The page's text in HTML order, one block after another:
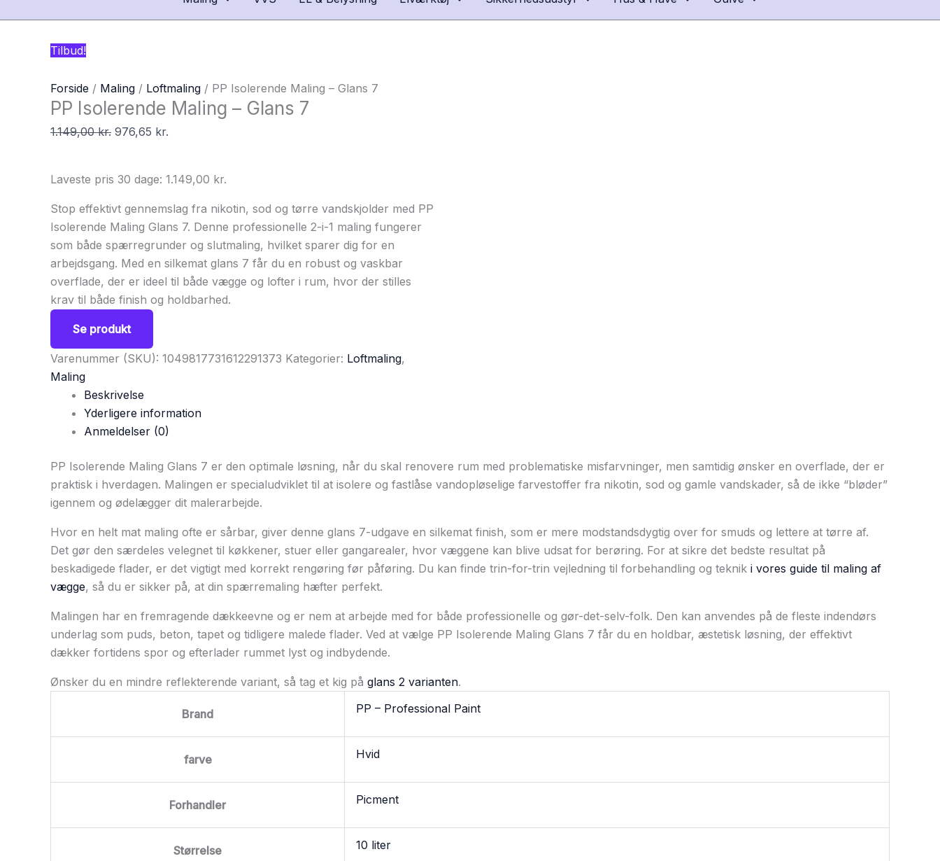
Tilbud!
Forside / Maling / Loftmaling / PP Isolerende Maling – Glans 7
PP Isolerende Maling – Glans 7
1.149,00kr. 976,65 kr.
Laveste pris 30 dage: 1.149,00 kr.
Stop effektivt gennemslag fra nikotin, sod og tørre vandskjolder med PP
Isolerende Maling Glans 7. Denne professionelle 2-i-1 maling fungerer
som både spærregrunder og slutmaling, hvilket sparer dig for en
arbejdsgang. Med en silkemat glans 7 får du en robust og vaskbar
overflade, der er ideel til både vægge og lofter i rum, hvor der stilles
krav til både finish og holdbarhed.
Se produkt
Varenummer (SKU): 1049817731612291373 Kategorier: Loftmaling,
Maling
Beskrivelse
Yderligere information
Anmeldelser (0)
PP Isolerende Maling Glans 7 er den optimale løsning, når du skal renovere rum med problematiske misfarvninger, men samtidig ønsker en overflade, der er
praktisk i hverdagen. Malingen er specialudviklet til at isolere og fastlåse vandopløselige farvestoffer fra nikotin, sod og gamle vandskader, så de ikke “bløder”
igennem og ødelægger dit malerarbejde.
Hvor en helt mat maling ofte er sårbar, giver denne glans 7-udgave en silkemat finish, som er mere modstandsdygtig over for smuds og lettere at tørre af.
Det gør den særdeles velegnet til køkkener, stuer eller gangarealer, hvor væggene kan blive udsat for berøring. For at sikre det bedste resultat på
beskadigede flader, er det vigtigt med korrekt rengøring før påføring. Du kan finde trin-for-trin vejledning til forbehandling og teknik i vores guide til maling af
vægge, så du er sikker på, at din spærremaling hæfter perfekt.
Malingen har en fremragende dækkeevne og er nem at arbejde med for både professionelle og gør-det-selv-folk. Den kan anvendes på de fleste indendørs
underlag som puds, beton, tapet og tidligere malede flader. Ved at vælge PP Isolerende Maling Glans 7 får du en holdbar, æstetisk løsning, der effektivt
dækker fortidens spor og efterlader rummet lyst og indbydende.
Ønsker du en mindre reflekterende variant, så tag et kig på glans 2 varianten.
Brand PP – Professional Paint
farve Hvid
Forhandler Picment
Størrelse 10 liter